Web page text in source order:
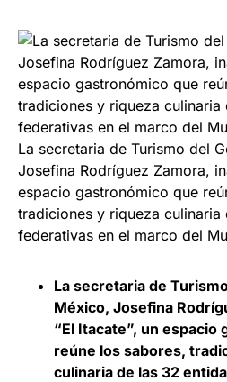
La secretaria de Turismo del
Josefina Rodríguez Zamora,
espacio gastronómico que
tradiciones y riqueza culinaria
federativas en el marco del
La secretaria de
México, Josefina
“El Itacate”, un espacio
reúne los sabores,
culinaria de las 32